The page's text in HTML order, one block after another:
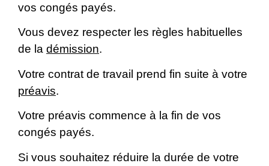
vos congés payés.
Vous devez respecter les règles habituelles
de la démission.
Votre contrat de travail prend fin suite à votre
préavis.
Votre préavis commence à la fin de vos
congés payés.
Si vous souhaitez réduire la durée de votre